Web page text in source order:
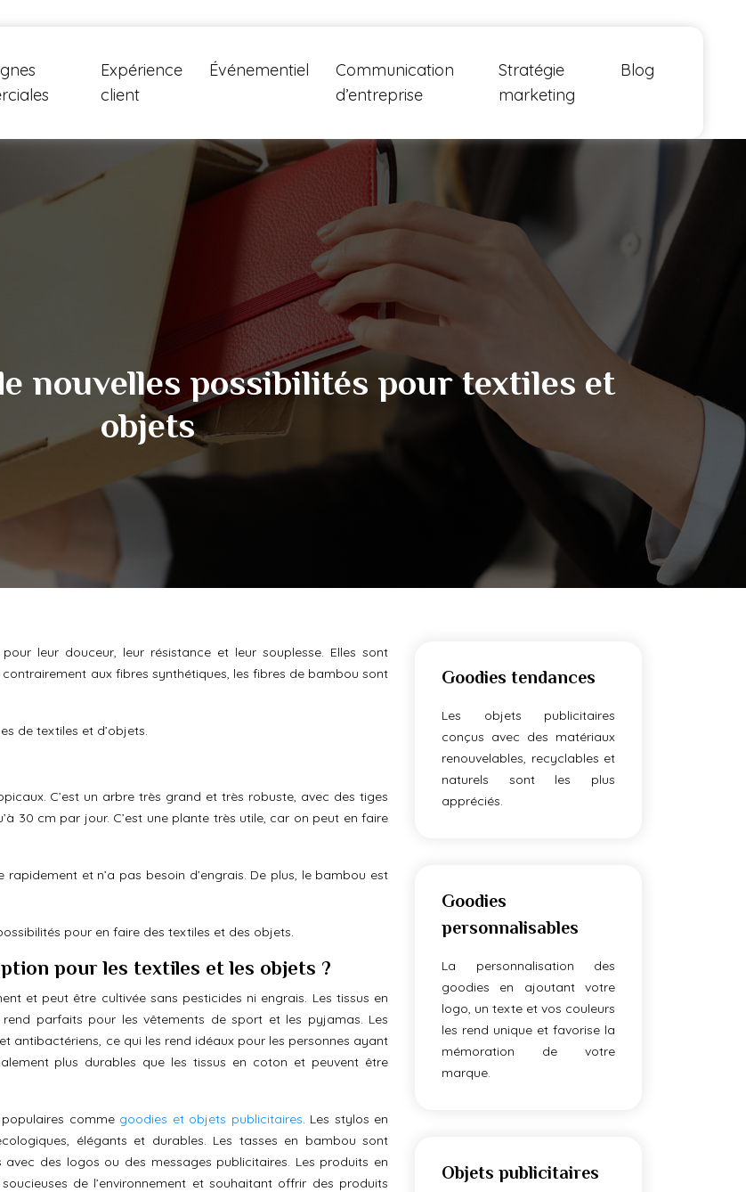
Expérience
client
Événementiel
Communication
d’entreprise
Stratégie
marketing
Blog
nouvelles possibilités pour textiles et
objets
leur douceur, leur résistance et leur souplesse. Elles sont
aux fibres synthétiques, les fibres de bambou sont
de textiles et d’objets.
C’est un arbre très grand et très robuste, avec des tiges
30 cm par jour. C’est une plante très utile, car on peut en faire
et n’a pas besoin d’engrais. De plus, le bambou est
pour en faire des textiles et des objets.
pour les textiles et les objets ?
et peut être cultivée sans pesticides ni engrais. Les tissus en
parfaits pour les vêtements de sport et les pyjamas. Les
antibactériens, ce qui les rend idéaux pour les personnes ayant
plus durables que les tissus en coton et peuvent être
comme goodies et objets publicitaires. Les stylos en
élégants et durables. Les tasses en bambou sont
des logos ou des messages publicitaires. Les produits en
de l’environnement et souhaitant offrir des produits
Goodies tendances
Les objets publicitaires
conçus avec des matériaux
renouvelables, recyclables et
naturels sont les plus
appréciés.
Goodies
personnalisables
La personnalisation des
goodies en ajoutant votre
logo, un texte et vos couleurs
les rend unique et favorise la
mémoration de votre
marque.
Objets publicitaires